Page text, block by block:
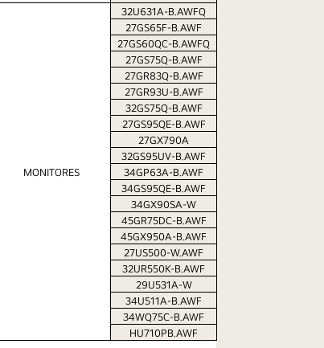
MONITORES
32U631A-B.AWFQ
27GS65F-B.AWF
27GS60QC-B.AWFQ
27GS75Q-B.AWF
27GR83Q-B.AWF
27GR93U-B.AWF
32GS75Q-B.AWF
27GS95QE-B.AWF
27GX790A
32GS95UV-B.AWF
34GP63A-B.AWF
34GS95QE-B.AWF
34GX90SA-W
45GR75DC-B.AWF
45GX950A-B.AWF
27US500-W.AWF
32UR550K-B.AWF
29U531A-W
34U511A-B.AWF
34WQ75C-B.AWF
HU710PB.AWF